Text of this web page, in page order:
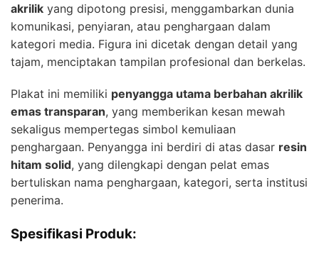
akrilik yang dipotong presisi, menggambarkan dunia
komunikasi, penyiaran, atau penghargaan dalam
kategori media. Figura ini dicetak dengan detail yang
tajam, menciptakan tampilan profesional dan berkelas.
Plakat ini memiliki penyangga utama berbahan akrilik
emas transparan, yang memberikan kesan mewah
sekaligus mempertegas simbol kemuliaan
penghargaan. Penyangga ini berdiri di atas dasar resin
hitam solid, yang dilengkapi dengan pelat emas
bertuliskan nama penghargaan, kategori, serta institusi
penerima.
Spesifikasi Produk: